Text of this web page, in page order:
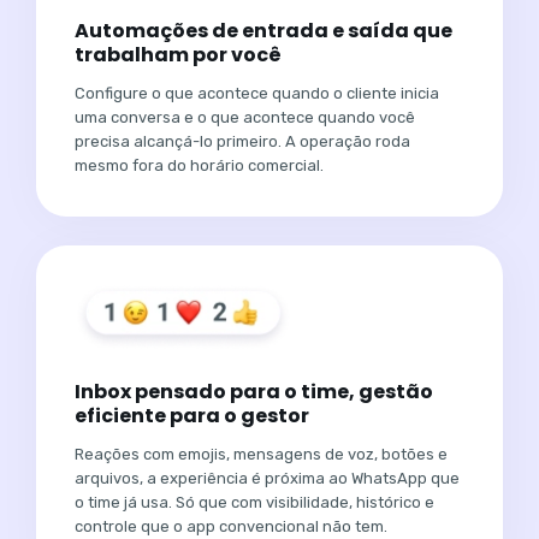
Automações de entrada e saída que
trabalham por você
Configure o que acontece quando o cliente inicia
uma conversa e o que acontece quando você
precisa alcançá-lo primeiro. A operação roda
mesmo fora do horário comercial.
Inbox pensado para o time, gestão
eficiente para o gestor
Reações com emojis, mensagens de voz, botões e
arquivos, a experiência é próxima ao WhatsApp que
o time já usa. Só que com visibilidade, histórico e
controle que o app convencional não tem.